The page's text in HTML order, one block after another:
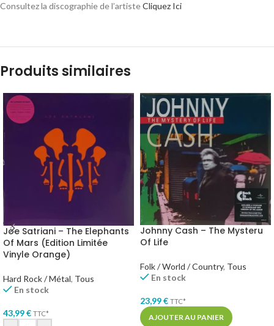
Consultez la discographie de l’artisteCliquez Ici
Produits similaires
Joe Satriani – The Elephants
Of Mars (Edition Limitée
Vinyle Orange)
Hard Rock / Métal, Tous
En stock
43,99€ TTC*
Johnny Cash – The Mysteru
Of Life
Folk / World / Country, Tous
En stock
23,99€ TTC*
AJOUTER AU PANIER